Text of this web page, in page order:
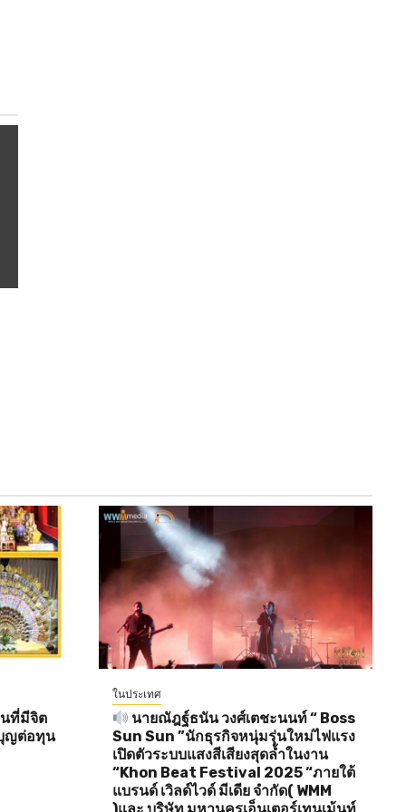
ที่มีจิต
ญต่อทุน
ในประเทศ
นายณัฎฐ์ธนัน วงศ์เตชะนนท์ “ Boss
Sun Sun ”นักธุรกิจหนุ่มรุ่นใหม่ไฟแรง
เปิดตัวระบบแสงสีเสียงสุดล้ำในงาน
“Khon Beat Festival 2025 “ภายใต้
แบรนด์ เวิลด์ไวด์ มีเดีย จำกัด( WMM